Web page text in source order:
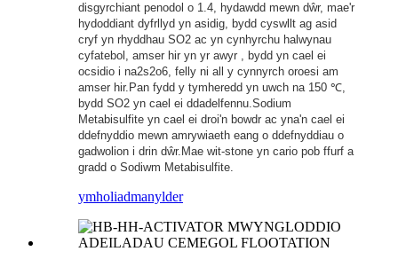
disgyrchiant penodol o 1.4, hydawdd mewn dŵr, mae'r
hydoddiant dyfrllyd yn asidig, bydd cyswllt ag asid
cryf yn rhyddhau SO2 ac yn cynhyrchu halwynau
cyfatebol, amser hir yn yr awyr , bydd yn cael ei
ocsidio i na2s2o6, felly ni all y cynnyrch oroesi am
amser hir.Pan fydd y tymheredd yn uwch na 150 ℃,
bydd SO2 yn cael ei ddadelfennu.Sodium
Metabisulfite yn cael ei droi'n bowdr ac yna'n cael ei
ddefnyddio mewn amrywiaeth eang o ddefnyddiau o
gadwolion i drin dŵr.Mae wit-stone yn cario pob ffurf a
gradd o Sodiwm Metabisulfite.
ymholiadmanylder